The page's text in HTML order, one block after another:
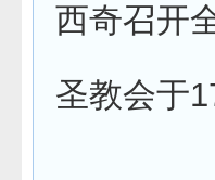
西奇召开
圣教会于